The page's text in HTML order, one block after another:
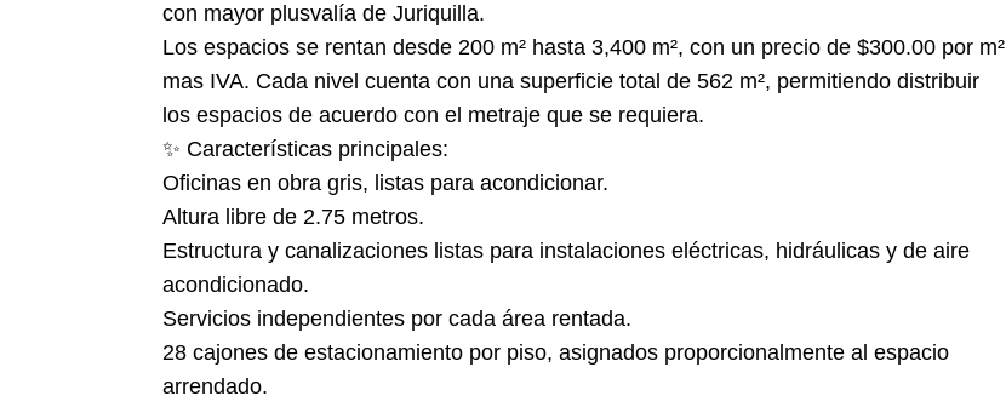
con mayor plusvalía de Juriquilla.
Los espacios se rentan desde 200 m² hasta 3,400 m², con un precio de $300.00 por m²
mas IVA. Cada nivel cuenta con una superficie total de 562 m², permitiendo distribuir
los espacios de acuerdo con el metraje que se requiera.
✨ Características principales:
Oficinas en obra gris, listas para acondicionar.
Altura libre de 2.75 metros.
Estructura y canalizaciones listas para instalaciones eléctricas, hidráulicas y de aire
acondicionado.
Servicios independientes por cada área rentada.
28 cajones de estacionamiento por piso, asignados proporcionalmente al espacio
arrendado.